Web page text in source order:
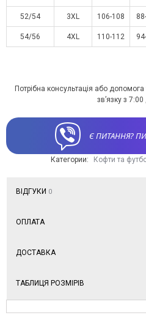
52/54 3XL 106-108
54/56 4XL 110-112
Потрібна консультація або
зв’язку з
Є ПИТАННЯ?
Категории: Кофти та
ВІДГУКИ 0
ОПЛАТА
ДОСТАВКА
ТАБЛИЦЯ РОЗМІРІВ